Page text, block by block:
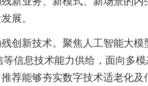
展。
新技术。聚焦人工智能大模
等信息技术能力供给，面向多
荐能够夯实数字技术适老化